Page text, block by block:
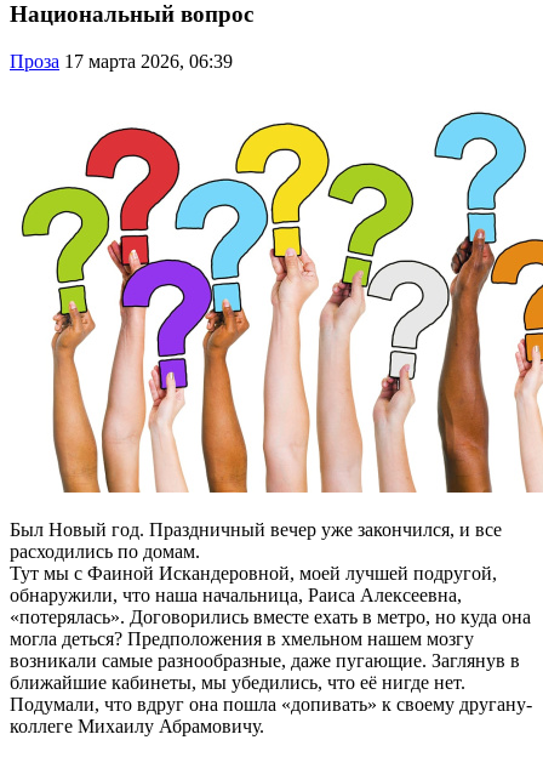
Национальный вопрос
Проза 17 марта 2026, 06:39
Был Новый год. Праздничный вечер уже закончился, и все
расходились по домам.
Тут мы с Фаиной Искандеровной, моей лучшей подругой,
обнаружили, что наша начальница, Раиса Алексеевна,
«потерялась». Договорились вместе ехать в метро, но куда она
могла деться? Предположения в хмельном нашем мозгу
возникали самые разнообразные, даже пугающие. Заглянув в
ближайшие кабинеты, мы убедились, что её нигде нет.
Подумали, что вдруг она пошла «допивать» к своему другану-
коллеге Михаилу Абрамовичу.